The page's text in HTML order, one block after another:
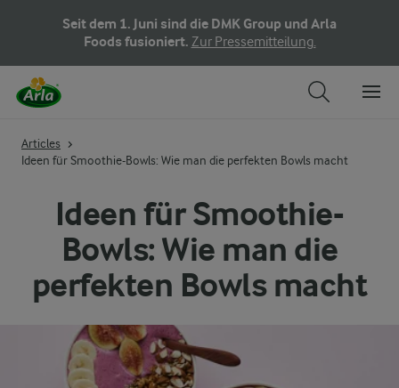
Seit dem 1. Juni sind die DMK Group und Arla
Foods fusioniert. Zur Pressemitteilung.
Articles
Ideen für Smoothie-Bowls: Wie man die perfekten Bowls macht
Ideen für Smoothie-
Bowls: Wie man die
perfekten Bowls macht